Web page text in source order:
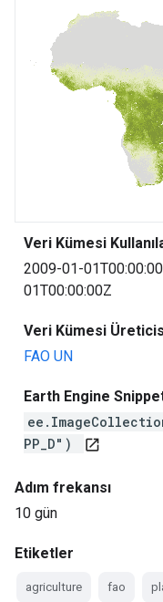
Veri Kümesi
2009-01-
01T00:00:00Z
Veri Kümesi
FAO UN
Earth Engine
PP_D")
open_in_new
Adım frekansı
10 gün
Etiketler
agriculture fao